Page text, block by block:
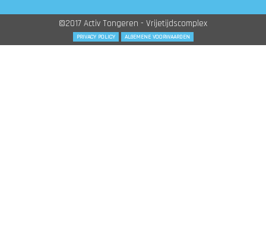
©2017 Activ Tongeren - Vrijetijdscomplex
PRIVACY POLICY ALGEMENE VOORWAARDEN